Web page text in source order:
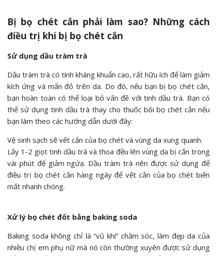
Bị bọ chét cắn phải làm sao? Những cách
điều trị khi bị bọ chét cắn
Sử dụng dầu tràm trà
Dầu tràm trà có tính kháng khuẩn cao, rất hữu ích để làm giảm
kích ứng và mẩn đỏ trên da. Do đó, nếu bạn bị bọ chét cắn,
bạn hoàn toàn có thể loại bỏ vấn đề với tinh dầu trà. Bạn có
thể sử dụng tinh dầu trà thay cho thuốc bôi bọ chét cắn nếu
bạn làm theo các hướng dẫn dưới đây:
Vệ sinh sạch sẽ vết cắn của bọ chét và vùng da xung quanh.
Lấy 1-2 giọt tinh dầu trà và thoa đều lên vùng da bị cắn trong
vài phút để giảm ngứa. Dầu tràm trà nên được sử dụng để
điều trị bọ chét cắn hàng ngày để vết cắn của bọ chét biến
mất nhanh chóng.
Xử lý bọ chét đốt bằng baking soda
Baking soda không chỉ là “vũ khí” chăm sóc, làm đẹp da của
nhiều chị em phụ nữ mà nó còn thường xuyên được sử dụng